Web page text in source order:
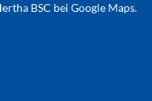
BSC bei Google Maps.